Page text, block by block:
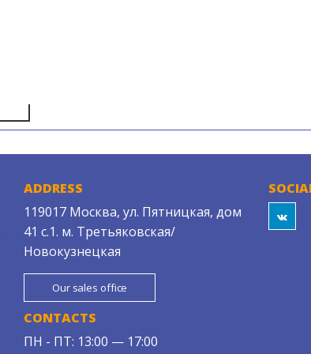
ADDRESS
119017 Москва, ул. Пятницкая, дом
41 с.1. м. Третьяковская/
Новокузнецкая
Our sales office
CONTACTS
ПН - ПТ: 13:00 — 17:00